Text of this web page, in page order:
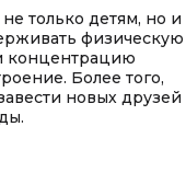
только детям, но и
физическую
концентрацию
Более того,
новых друзей